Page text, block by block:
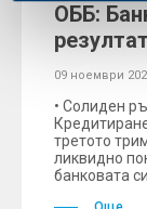
ОББ:
09 ноември
• Солиден
третото
ликвидно
банковата